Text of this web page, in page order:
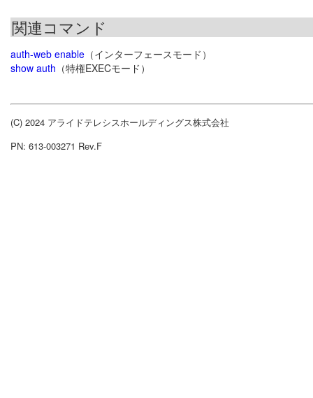
関連コマンド
auth-web enable （インターフェースモード）
show auth （特権EXECモード）
(C) 2024 アライドテレシスホールディングス株式会社
PN: 613-003271 Rev.F